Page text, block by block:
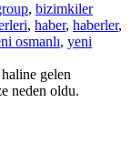
, bizimkiler
, haber, haberler,
osmanlı, yeni
gelen
neden oldu.